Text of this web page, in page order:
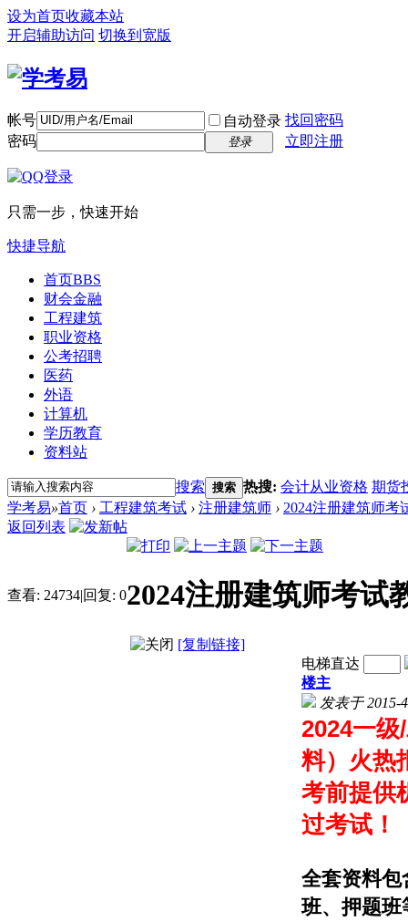
设为首页收藏本站
开启辅助访问 切换到宽版
帐号 自动登录 找回密码
密码
登录 立即注册
只需一步，快速开始
快捷导航
首页BBS
财会金融
工程建筑
职业资格
公考招聘
医药
外语
计算机
学历教育
资料站
搜索 搜索 热搜: 会计从业资格 期货
学考易»首页 › 工程建筑考试 › 注册建筑师 › 2024注册建筑师考
返回列表
查看: 24734|回复: 02024注册建筑师考试
[复制链接]
电梯直达
楼主
发表于 2015-
2024一级
料）火热
考前提供
过考试！
全套资料包
班、押题班